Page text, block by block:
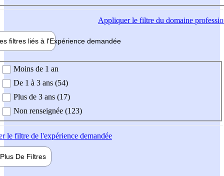
Appliquerle filtre du domaine
filtres liés à l'Expérience demandée
demandée
Moins de 1 an
De 1 à 3 ans (54)
Plus de 3 ans (17)
Non renseignée (123)
le filtre de l'expérience demandée
Plus De Filtres